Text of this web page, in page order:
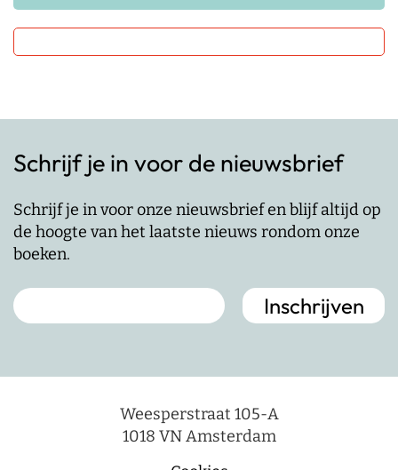
Schrijf je in voor de nieuwsbrief
Schrijf je in voor onze nieuwsbrief en blijf altijd op
de hoogte van het laatste nieuws rondom onze
boeken.
Weesperstraat 105-A
1018 VN Amsterdam